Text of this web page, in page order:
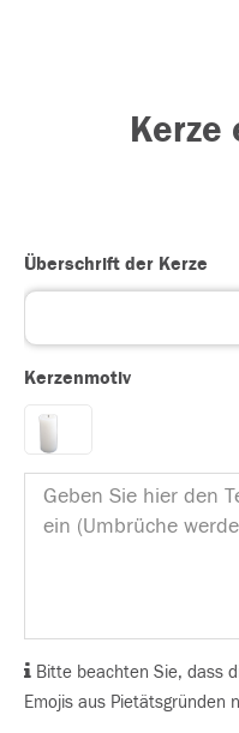
Kerze
Überschrift der Kerze
Kerzenmotiv
Bitte beachten Sie, dass
Emojis aus Pietätsgründen